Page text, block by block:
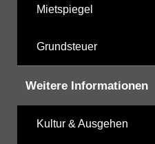
Mietspiegel
Grundsteuer
Weitere Informationen
Kultur & Ausgehen